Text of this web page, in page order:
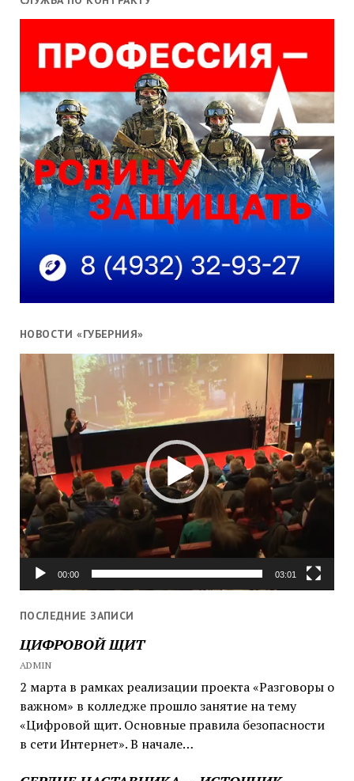
НОВОСТИ «ГУБЕРНИЯ»
Видеоплеер
00:00 03:01
ПОСЛЕДНИЕ ЗАПИСИ
ЦИФРОВОЙ ЩИТ
ADMIN
2 марта в рамках реализации проекта «Разговоры о
важном» в колледже прошло занятие на тему
«Цифровой щит. Основные правила безопасности
в сети Интернет». В начале…